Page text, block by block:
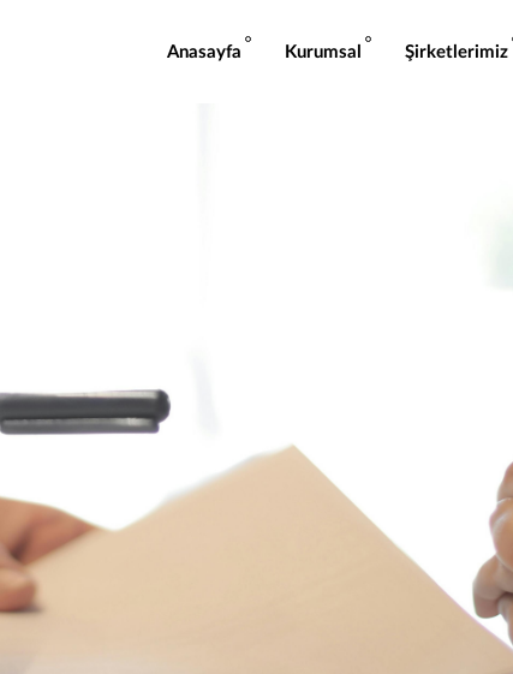
Anasayfa Kurumsal Şirketlerimiz